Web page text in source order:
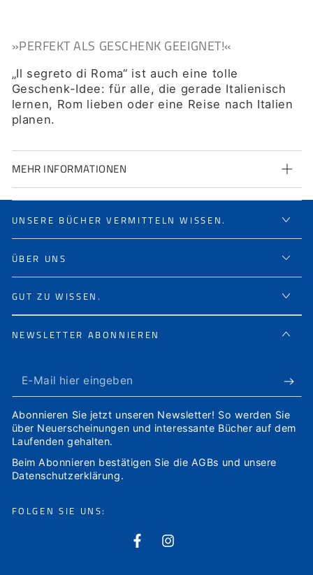
»PERFEKT ALS GESCHENK GEEIGNET!«
„Il segreto di Roma“ ist auch eine tolle
Geschenk-Idee: für alle, die gerade Italienisch
lernen, Rom lieben oder eine Reise nach Italien
planen.
MEHR INFORMATIONEN
UNSERE BÜCHER VERMITTELN WISSEN.
ÜBER UNS
GUT ZU WISSEN.
NEWSLETTER ABONNIEREN
E-
Mail
hier
eingeben
Abonnieren Sie jetzt unseren Newsletter! So werden Sie
über Neuerscheinungen und interessante Bücher auf dem
Laufenden gehalten.
Beim Abonnieren bestätigen Sie die AGBs und unsere
Datenschutzerklärung.
FOLGEN SIE UNS:
FacebookInstagram